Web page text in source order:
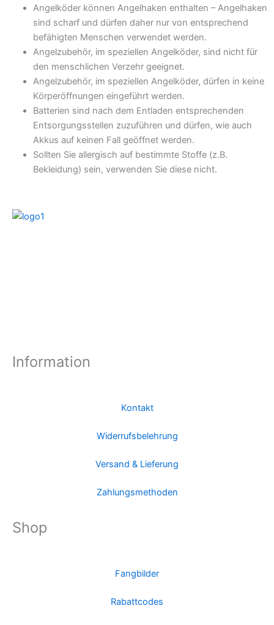
Angelköder können Angelhaken enthalten – Angelhaken
sind scharf und dürfen daher nur von entsprechend
befähigten Menschen verwendet werden.
Angelzubehör, im speziellen Angelköder, sind nicht für
den menschlichen Verzehr geeignet.
Angelzubehör, im speziellen Angelköder, dürfen in keine
Körperöffnungen eingeführt werden.
Batterien sind nach dem Entladen entsprechenden
Entsorgungsstellen zuzuführen und dürfen, wie auch
Akkus auf keinen Fall geöffnet werden.
Sollten Sie allergisch auf bestimmte Stoffe (z.B.
Bekleidung) sein, verwenden Sie diese nicht.
Information
Kontakt
Widerrufsbelehrung
Versand & Lieferung
Zahlungsmethoden
Shop
Fangbilder
Rabattcodes